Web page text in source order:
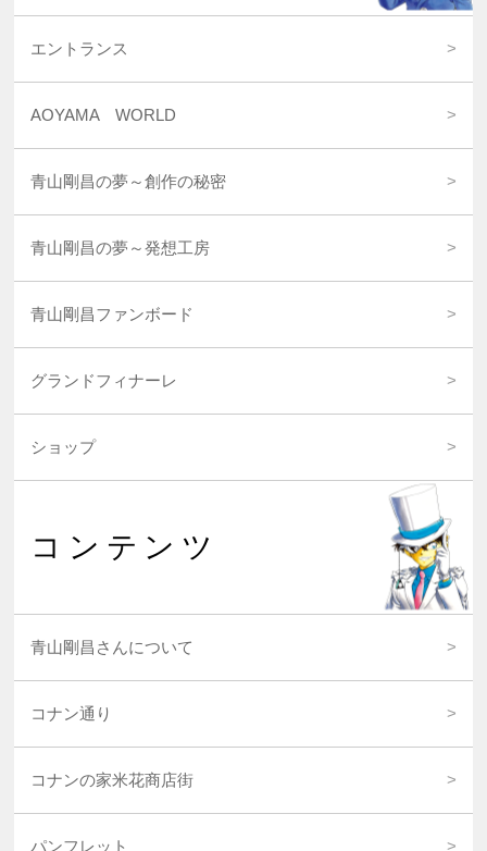
エントランス
AOYAMA WORLD
青山剛昌の夢～創作の秘密
青山剛昌の夢～発想工房
青山剛昌ファンボード
グランドフィナーレ
ショップ
コンテンツ
青山剛昌さんについて
コナン通り
コナンの家米花商店街
パンフレット